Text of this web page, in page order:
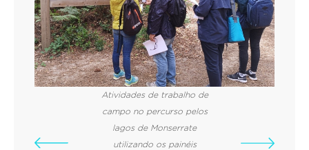
Atividades de trabalho de
campo no percurso pelos
lagos de Monserrate
utilizando os painéis